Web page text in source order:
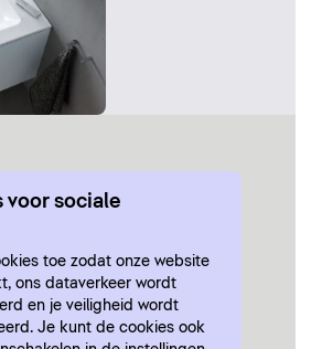
voor sociale
toe zodat onze website
ons dataverkeer wordt
en je veiligheid wordt
Je kunt de cookies ook